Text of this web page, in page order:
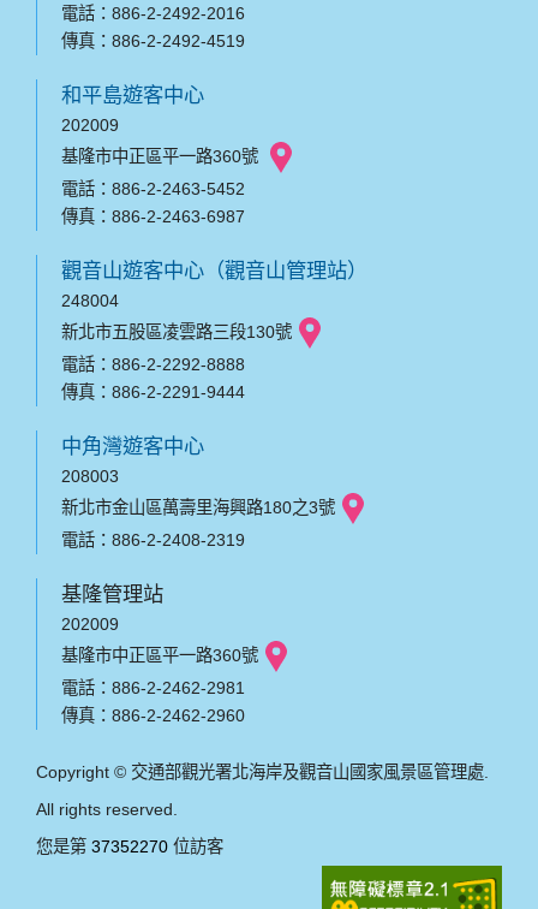
電話：886-2-2492-2016
傳真：886-2-2492-4519
和平島遊客中心
202009
基隆市中正區平一路360號
電話：886-2-2463-5452
傳真：886-2-2463-6987
觀音山遊客中心（觀音山管理站）
248004
新北市五股區凌雲路三段130號
電話：886-2-2292-8888
傳真：886-2-2291-9444
中角灣遊客中心
208003
新北市金山區萬壽里海興路180之3號
電話：886-2-2408-2319
基隆管理站
202009
基隆市中正區平一路360號
電話：886-2-2462-2981
傳真：886-2-2462-2960
Copyright © 交通部觀光署北海岸及觀音山國家風景區管理處.
All rights reserved.
您是第 37352270 位訪客